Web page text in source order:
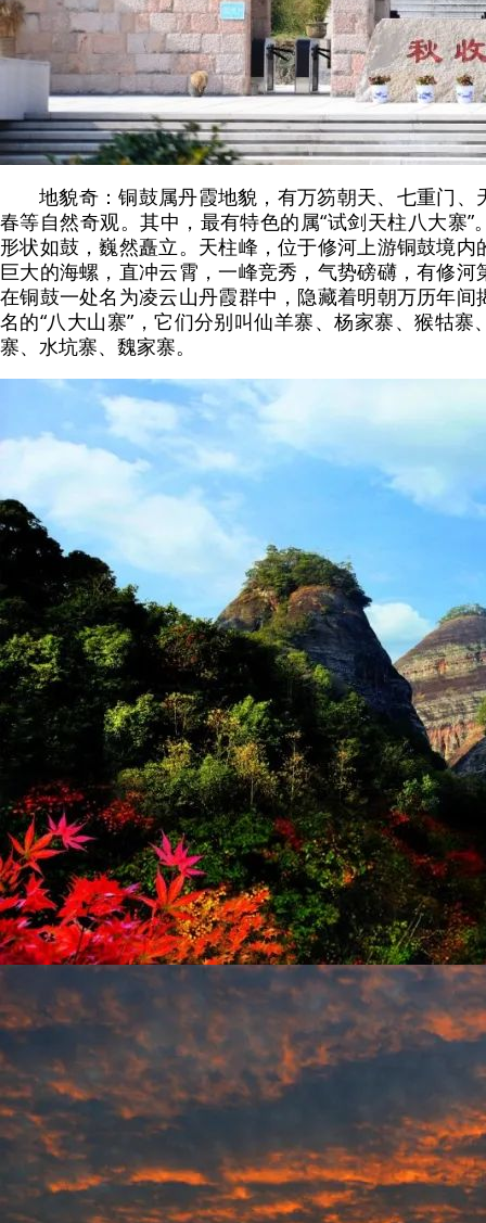
地貌奇：铜鼓属丹霞地貌，有万笏朝天、七重门、
春等自然奇观。其中，最有特色的属“试剑天柱八大寨
形状如鼓，巍然矗立。天柱峰，位于修河上游铜鼓境内
巨大的海螺，直冲云霄，一峰竞秀，气势磅礴，有修河
在铜鼓一处名为凌云山丹霞群中，隐藏着明朝万历年间
名的“八大山寨”，它们分别叫仙羊寨、杨家寨、猴牯
寨、水坑寨、魏家寨。